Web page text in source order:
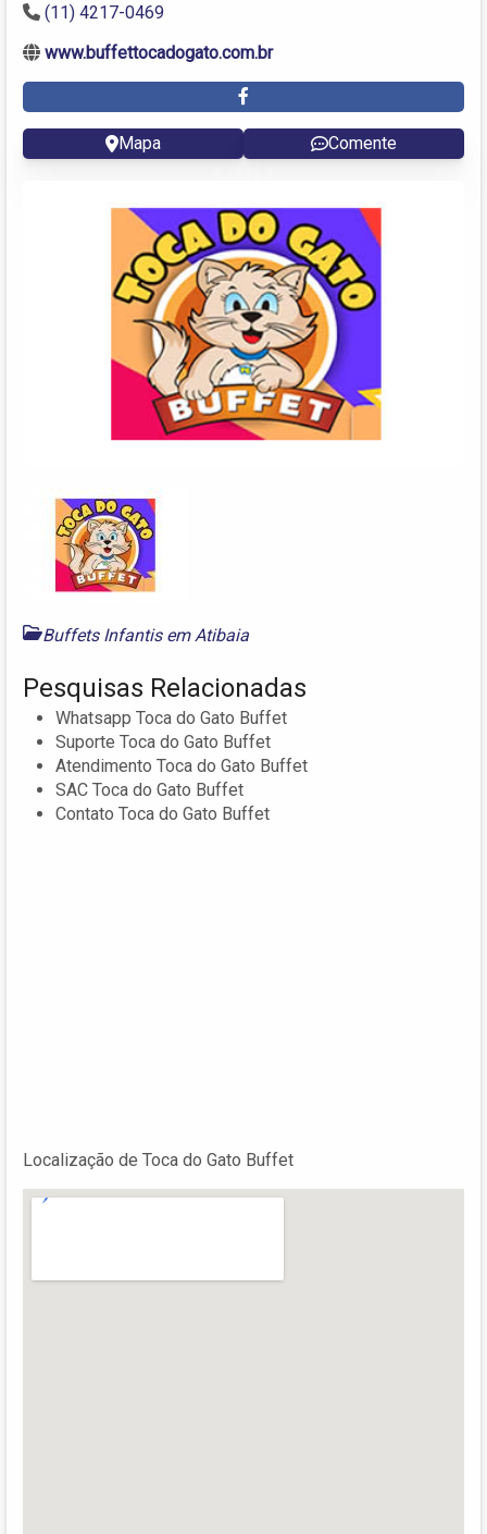
(11) 4217-0469
www.buffettocadogato.com.br
Mapa Comente
Buffets Infantis em Atibaia
Pesquisas Relacionadas
Whatsapp Toca do Gato Buffet
Suporte Toca do Gato Buffet
Atendimento Toca do Gato Buffet
SAC Toca do Gato Buffet
Contato Toca do Gato Buffet
Localização de Toca do Gato Buffet